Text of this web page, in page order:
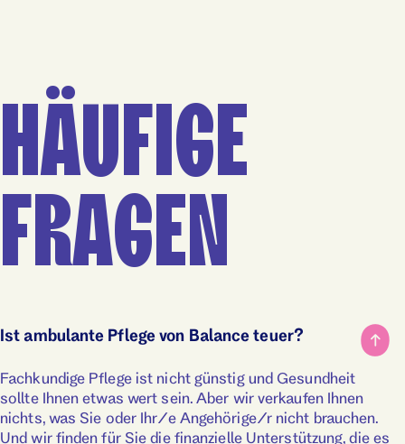
HÄUFIGE
FRAGEN
Ist ambulante Pflege von Balance teuer?
Fachkundige Pflege ist nicht günstig und Gesundheit
sollte Ihnen etwas wert sein. Aber wir verkaufen Ihnen
nichts, was Sie oder Ihr/e Angehörige/r nicht brauchen.
Und wir finden für Sie die finanzielle Unterstützung, die es